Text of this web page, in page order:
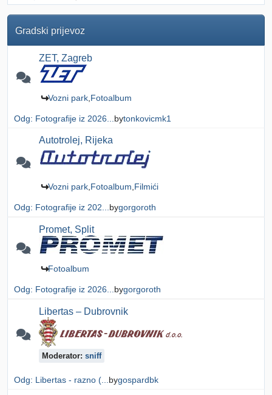
Gradski prijevoz
ZET, Zagreb
Vozni park Fotoalbum
Odg: Fotografije iz 2026... bytonkovicmk1
Autotrolej, Rijeka
Vozni park Fotoalbum Filmići
Odg: Fotografije iz 202... bygorgoroth
Promet, Split
Fotoalbum
Odg: Fotografije iz 2026... bygorgoroth
Libertas – Dubrovnik
Moderator: sniff
Odg: Libertas - razno (... bygospardbk